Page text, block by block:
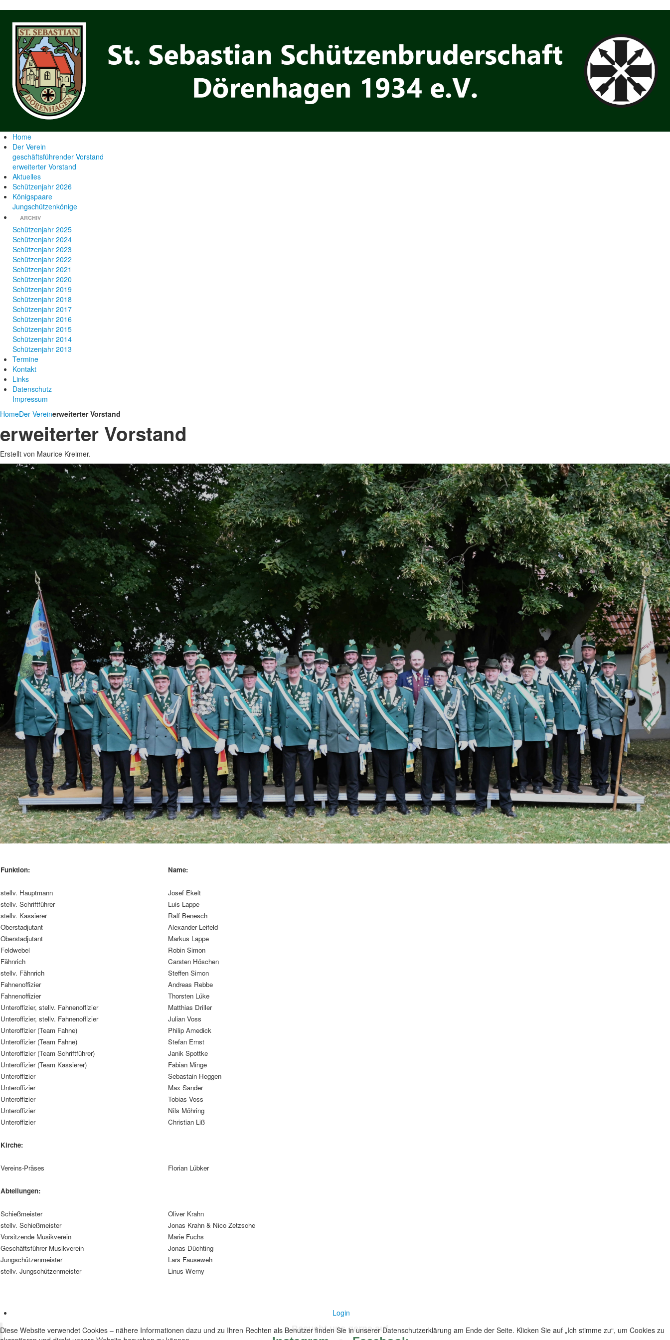
Home
Der Verein
geschäftsführender Vorstand
erweiterter Vorstand
Aktuelles
Schützenjahr 2026
Königspaare
Jungschützenkönige
ARCHIV
Schützenjahr 2025
Schützenjahr 2024
Schützenjahr 2023
Schützenjahr 2022
Schützenjahr 2021
Schützenjahr 2020
Schützenjahr 2019
Schützenjahr 2018
Schützenjahr 2017
Schützenjahr 2016
Schützenjahr 2015
Schützenjahr 2014
Schützenjahr 2013
Termine
Kontakt
Links
Datenschutz
Impressum
HomeDer Vereinerweiterter Vorstand
erweiterter Vorstand
Erstellt von Maurice Kreimer.
Funktion: Name:
stellv. Hauptmann
Josef Ekelt
stellv. Schriftführer
Luis Lappe
stellv. Kassierer
Ralf Benesch
Oberstadjutant
Alexander Leifeld
Oberstadjutant
Markus Lappe
Feldwebel
Robin Simon
Fähnrich
Carsten Höschen
stellv. Fähnrich
Steffen Simon
Fahnenoffizier
Andreas Rebbe
Fahnenoffizier
Thorsten Lüke
Unteroffizier, stellv. Fahnenoffizier
Matthias Driller
Unteroffizier, stellv. Fahnenoffizier
Julian Voss
Unteroffizier (Team Fahne)
Philip Amedick
Unteroffizier (Team Fahne)
Stefan Ernst
Unteroffizier (Team Schriftführer)
Janik Spottke
Unteroffizier (Team Kassierer)
Fabian Minge
Unteroffizier
Sebastain Heggen
Unteroffizier
Max Sander
Unteroffizier
Tobias Voss
Unteroffizier
Nils Möhring
Unteroffizier
Christian Liß
Kirche:
Vereins-Präses Florian Lübker
Abteilungen:
Schießmeister
Oliver Krahn
stellv. Schießmeister
Jonas Krahn & Nico Zetzsche
Vorsitzende Musikverein
Marie Fuchs
Geschäftsführer Musikverein
Jonas Düchting
Jungschützenmeister
Lars Fauseweh
stellv. Jungschützenmeister
Linus Werny
Login
Besucht uns gerne auf
Diese Website verwendet Cookies – nähere Informationen dazu und zu Ihren Rechten als Benutzer finden Sie in unserer Datenschutzerklärung am Ende der Seite. Klicken Sie auf „Ich stimme zu“, um Cookies zu